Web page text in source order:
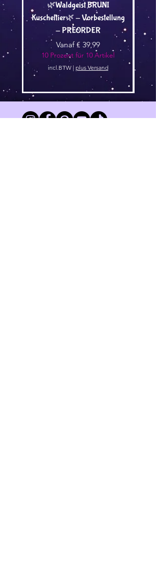
🌿Waldgeist BRUNI
Kuscheltier🌿 - Vorbestellung
- PREORDER
Vanaf € 39,99
Verkoopprijs
10 Prozent für 10 Artikel
incl.BTW | plus Versand